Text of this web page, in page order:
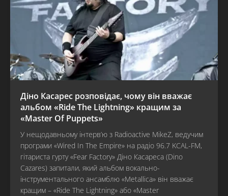
Діно Касарес розповідає, чому він вважає
альбом «Ride The Lightning» кращим за
«Master Of Puppets»
У нещодавньому інтерв’ю з Radioactive MikeZ, ведучим
програми «Wired In The Empire» на радіо 96.7 KCAL-FM,
гітариста гурту «Fear Factory» Діно Касареса (Dino
Cazares) запитали, який альбом вокально-
інструментального ансамблю «Metallica» він вважає
кращим – «Ride The Lightning» або «Master